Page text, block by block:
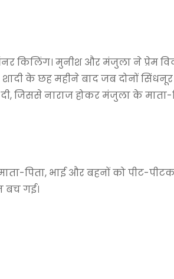
किलिंग। मुनीश और मंजुला ने प्रेम
शादी के छह महीने बाद जब दोनों
जिससे नाराज होकर मंजुला के माता-
पिता, भाई और बहनों को पीट-
बच गई।